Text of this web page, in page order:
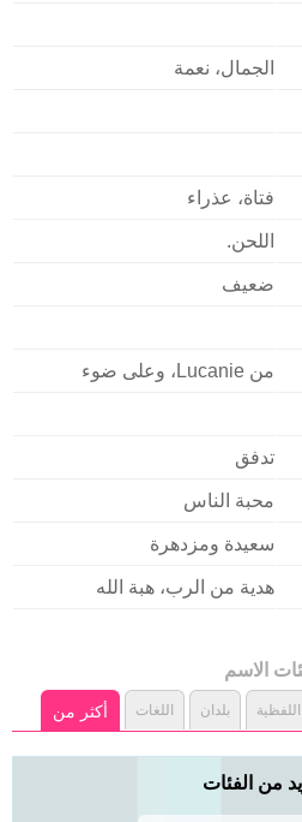
الجمال، نعمة
فتاة، عذراء
اللحن.
ضعيف
من Lucanie، وعلى ضوء
تدفق
محبة الناس
سعيدة ومزدهرة
هدية من الرب، هبة الله
الاسم
بلدان اللغات أكثر من
من الفئات